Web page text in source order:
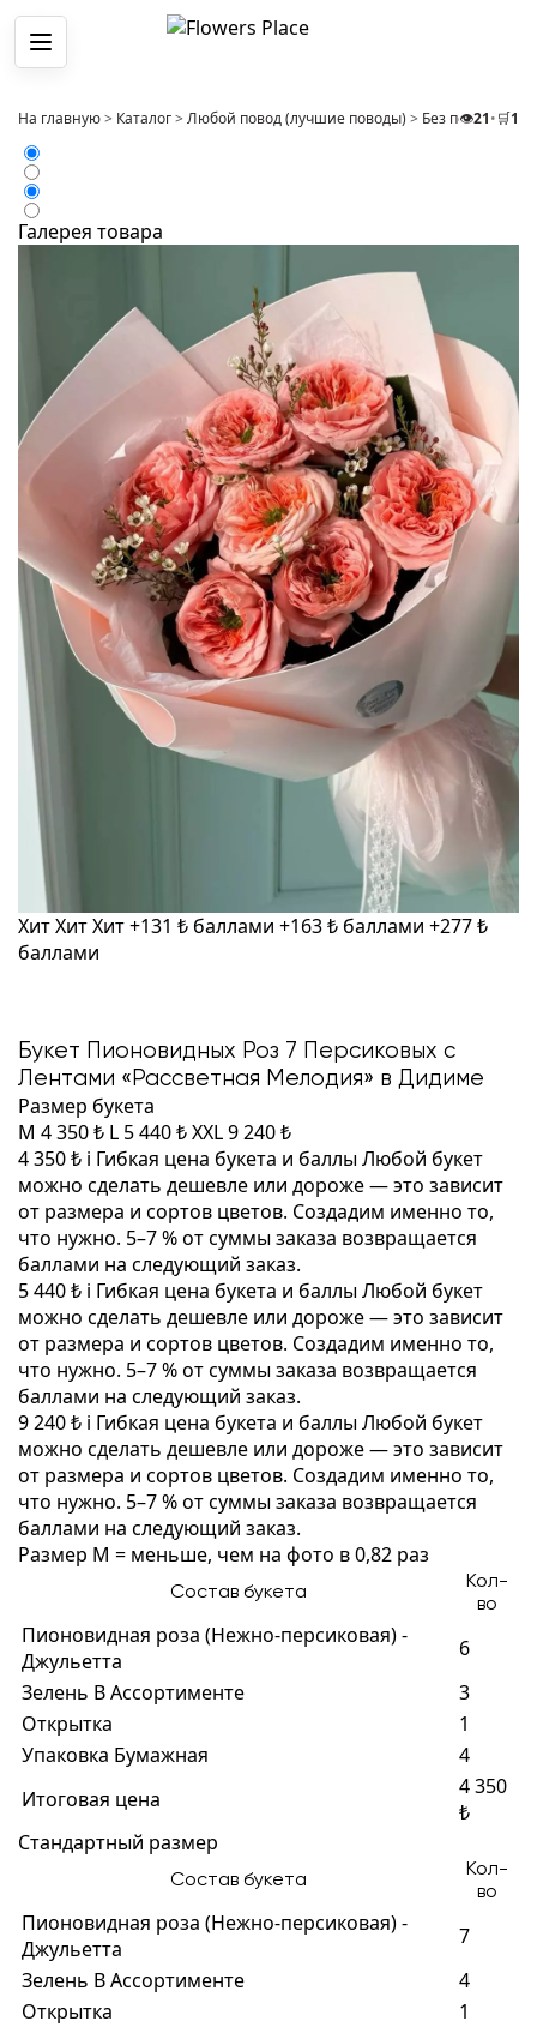
Меню
На главную> Каталог> Любой повод (лучшие поводы) > Без повода>
👁️21•🛒1
Галерея товара
ХитХитХит+131 ₺ баллами +163 ₺ баллами +277 ₺
баллами
Букет Пионовидных Роз 7 Персиковых с
Лентами «Рассветная Мелодия» в Дидиме
Размер букета
M 4 350 ₺ L 5 440 ₺XXL9 240 ₺
4 350 ₺ i Гибкая цена букета и баллыЛюбой букет
можно сделать дешевле или дороже — это зависит
от размера и сортов цветов. Создадим именно то,
что нужно. 5–7 % от суммы заказа возвращается
баллами на следующий заказ.
5 440 ₺ i Гибкая цена букета и баллыЛюбой букет
можно сделать дешевле или дороже — это зависит
от размера и сортов цветов. Создадим именно то,
что нужно. 5–7 % от суммы заказа возвращается
баллами на следующий заказ.
9 240 ₺ i Гибкая цена букета и баллыЛюбой букет
можно сделать дешевле или дороже — это зависит
от размера и сортов цветов. Создадим именно то,
что нужно. 5–7 % от суммы заказа возвращается
баллами на следующий заказ.
Размер M = меньше, чем на фото в 0,82 раз
Состав букета
Кол-
во
Пионовидная роза (Нежно-персиковая) -
Джульетта
6
Зелень В Ассортименте
3
Открытка
1
Упаковка Бумажная
4
Итоговая цена
4 350
₺
Стандартный размер
Состав букета
Кол-
во
Пионовидная роза (Нежно-персиковая) -
Джульетта
7
Зелень В Ассортименте
4
Открытка
1